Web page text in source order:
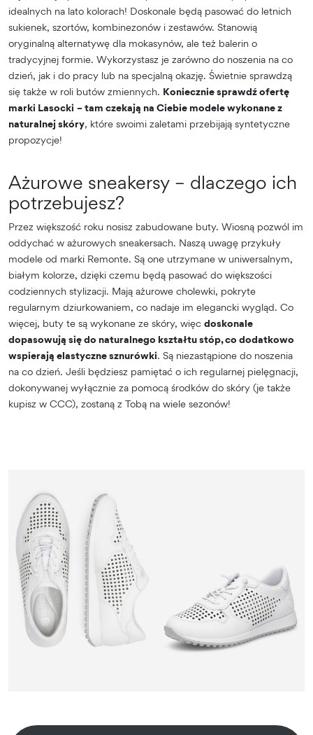
idealnych na lato kolorach! Doskonale będą pasować do letnich
sukienek, szortów, kombinezonów i zestawów. Stanowią
oryginalną alternatywę dla mokasynów, ale też balerin o
tradycyjnej formie. Wykorzystasz je zarówno do noszenia na co
dzień, jak i do pracy lub na specjalną okazję. Świetnie sprawdzą
się także w roli butów zmiennych. Koniecznie sprawdź ofertę
marki Lasocki – tam czekają na Ciebie modele wykonane z
naturalnej skóry, które swoimi zaletami przebijają syntetyczne
propozycje!
Ażurowe sneakersy – dlaczego ich
potrzebujesz?
Przez większość roku nosisz zabudowane buty. Wiosną pozwól im
oddychać w ażurowych sneakersach. Naszą uwagę przykuły
modele od marki Remonte. Są one utrzymane w uniwersalnym,
białym kolorze, dzięki czemu będą pasować do większości
codziennych stylizacji. Mają ażurowe cholewki, pokryte
regularnym dziurkowaniem, co nadaje im elegancki wygląd. Co
więcej, buty te są wykonane ze skóry, więc doskonale
dopasowują się do naturalnego kształtu stóp, co dodatkowo
wspierają elastyczne sznurówki. Są niezastąpione do noszenia
na co dzień. Jeśli będziesz pamiętać o ich regularnej pielęgnacji,
dokonywanej wyłącznie za pomocą środków do skóry (je także
kupisz w CCC), zostaną z Tobą na wiele sezonów!